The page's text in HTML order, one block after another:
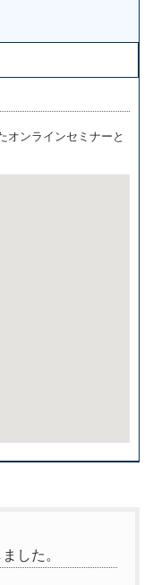
オンラインセミナーと
した。